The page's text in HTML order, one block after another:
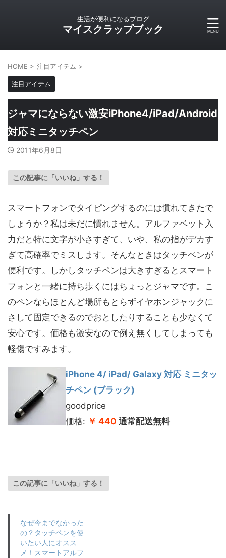
生活が便利になるブログ
マイスクラップブック
HOME > 注目アイテム >
注目アイテム
ジャマにならない激安iPhone4/iPad/Android
対応ミニタッチペン
2011年6月8日
この記事に「いいね」する！
スマートフォンでタイピングするのには慣れてきたで
しょうか？私は未だに慣れません。アルファベット入
力だと特に文字が小さすぎて、いや、私の指がデカす
ぎて高確率でミスします。そんなときはタッチペンが
便利です。しかしタッチペンは大きすぎるとスマート
フォンと一緒に持ち歩くにはちょっとジャマです。こ
のペンならほとんど場所もとらずイヤホンジャックに
さして固定できるのでおとしたりすることも少なくて
安心です。価格も激安なので例え無くしてしまっても
軽傷ですみます。
iPhone 4/ iPad/ Galaxy 対応 ミニタッ
チペン (ブラック)
goodprice
価格: ￥ 440 通常配送無料
この記事に「いいね」する！
なぜ今までなかった
の？タッチペンを使
いたい人にオスス
メ！スマートアルフ